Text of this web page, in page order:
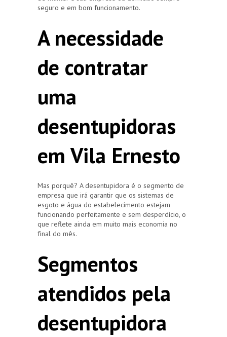
seguro e em bom funcionamento.
A necessidade
de contratar
uma
desentupidoras
em Vila Ernesto
Mas porquê? A desentupidora é o segmento de
empresa que irá garantir que os sistemas de
esgoto e água do estabelecimento estejam
funcionando perfeitamente e sem desperdício, o
que reflete ainda em muito mais economia no
final do mês.
Segmentos
atendidos pela
desentupidora